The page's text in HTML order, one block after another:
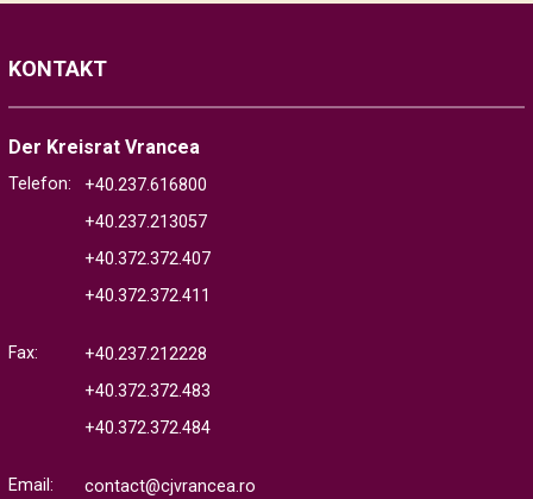
KONTAKT
Der Kreisrat Vrancea
Telefon:
+40.237.616800
+40.237.213057
+40.372.372.407
+40.372.372.411
Fax:
+40.237.212228
+40.372.372.483
+40.372.372.484
Email: contact@cjvrancea.ro